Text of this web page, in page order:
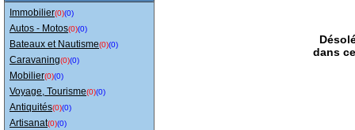
Immobilier(0)(0)
Autos - Motos(0)(0)
Bateaux et Nautisme(0)(0)
Caravaning(0)(0)
Mobilier(0)(0)
Voyage, Tourisme(0)(0)
Antiquités(0)(0)
Artisanat(0)(0)
dans